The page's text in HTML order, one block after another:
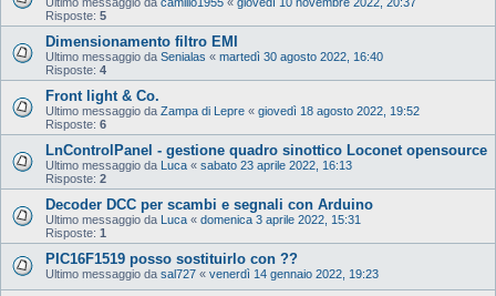
Ultimo messaggio da camillo1955 « giovedì 10 novembre 2022, 20:37
Risposte: 5
Dimensionamento filtro EMI
Ultimo messaggio da Senialas « martedì 30 agosto 2022, 16:40
Risposte: 4
Front light & Co.
Ultimo messaggio da Zampa di Lepre « giovedì 18 agosto 2022, 19:52
Risposte: 6
LnControlPanel - gestione quadro sinottico Loconet opensource
Ultimo messaggio da Luca « sabato 23 aprile 2022, 16:13
Risposte: 2
Decoder DCC per scambi e segnali con Arduino
Ultimo messaggio da Luca « domenica 3 aprile 2022, 15:31
Risposte: 1
PIC16F1519 posso sostituirlo con ??
Ultimo messaggio da sal727 « venerdì 14 gennaio 2022, 19:23